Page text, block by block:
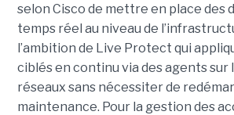
selon Cisco de mettre en place des
temps réel au niveau de
l’ambition de Live Protect qui
ciblés en continu via des agents sur
réseaux sans nécessiter de
maintenance. Pour la gestion des